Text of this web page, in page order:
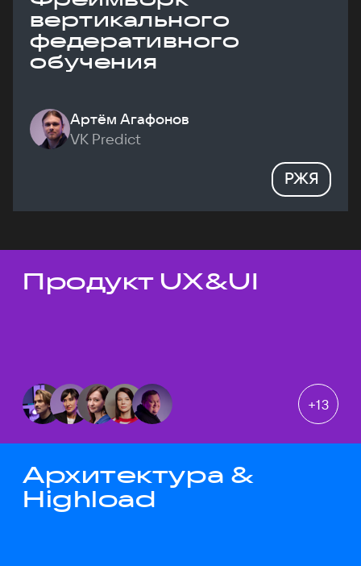
вертикального
федеративного
обучения
Артём Агафонов
VK Predict
РЖЯ
Темы докладов
Продукт UX&UI
+13
Архитектура &
Highload